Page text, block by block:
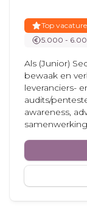
Top vacature
5.000 -
Als (Junior)
bewaak en
leveranciers-
audits/
awareness,